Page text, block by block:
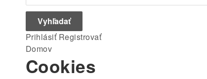
Prihlásiť Registrovať
Breadcrumb
Domov
Cookies